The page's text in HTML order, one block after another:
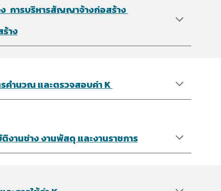
การบริหารสัญญาจ้างก่อสร้าง
าง
คำนวณ และตรวจสอบค่า K
งานช่าง งานพัสดุ และงานราชการ